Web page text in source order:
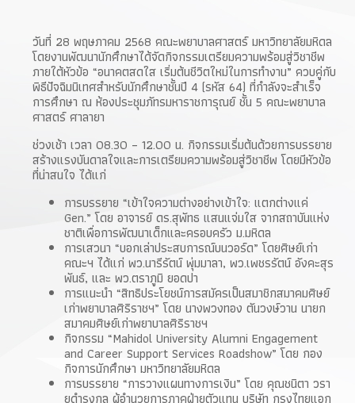
วันที่ 28 พฤษภาคม 2568 คณะพยาบาลศาสตร์ มหาวิทยาลัยมหิดล
โดยงานพัฒนานักศึกษาได้จัดกิจกรรมเตรียมความพร้อมสู่วิชาชีพ
ภายใต้หัวข้อ “อนาคตสดใส เริ่มต้นชีวิตใหม่ในการทำงาน” ควบคู่กับ
พิธีปัจฉิมนิเทศสำหรับนักศึกษาชั้นปี 4 (รหัส 64) ที่กำลังจะสำเร็จ
การศึกษา ณ ห้องประชุมภัทรมหาราชการุณย์ ชั้น 5 คณะพยาบาล
ศาสตร์ ศาลายา
ช่วงเช้า เวลา 08.30 – 12.00 น. กิจกรรมเริ่มต้นด้วยการบรรยาย
สร้างแรงบันดาลใจและการเตรียมความพร้อมสู่วิชาชีพ โดยมีหัวข้อ
ที่น่าสนใจ ได้แก่
การบรรยาย “เข้าใจความต่างอย่างเข้าใจ: แตกต่างแค่
Gen.” โดย อาจารย์ ดร.สุพัทธ แสนแจ่มใส จากสถาบันแห่ง
ชาติเพื่อการพัฒนาเด็กและครอบครัว ม.มหิดล
การเสวนา “บอกเล่าประสบการณ์บนวอร์ด” โดยศิษย์เก่า
คณะฯ ได้แก่ พว.นารีรัตน์ พุ่มมาลา, พว.เพชรรัตน์ อังคะสุร
พันธ์, และ พว.ตราภูมิ ยอดปา
การแนะนำ “สิทธิประโยชน์การสมัครเป็นสมาชิกสมาคมศิษย์
เก่าพยาบาลศิริราชฯ” โดย นางพวงทอง ตันวงษ์วาน นายก
สมาคมศิษย์เก่าพยาบาลศิริราชฯ
กิจกรรม “Mahidol University Alumni Engagement
and Career Support Services Roadshow” โดย กอง
กิจการนักศึกษา มหาวิทยาลัยมหิดล
การบรรยาย “การวางแผนทางการเงิน” โดย คุณชนิตา วรา
ยุดำรงกุล ผู้อำนวยการภาคฝ่ายตัวแทน บริษัท กรุงไทยแอก